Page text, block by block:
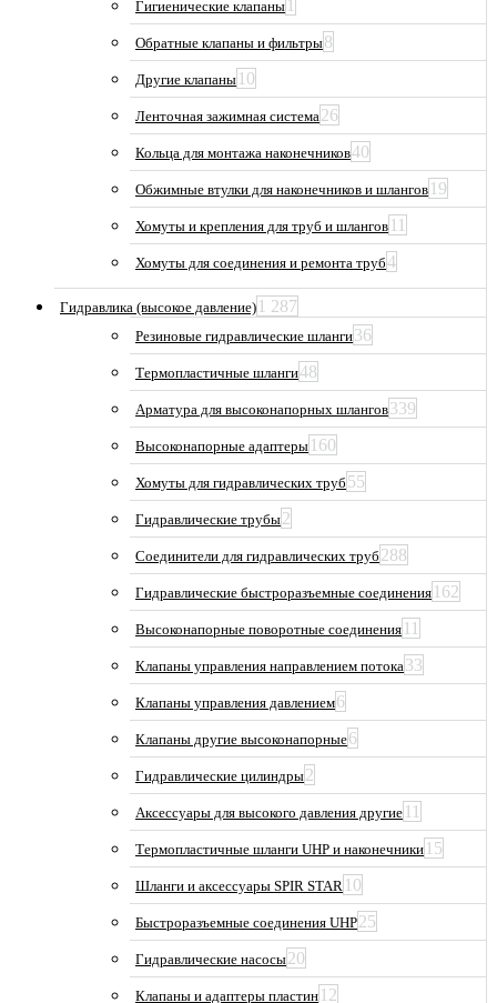
Гигиенические клапаны 1
Обратные клапаны и фильтры8
Другие клапаны 10
Ленточная зажимная система26
Кольца для монтажа наконечников40
Обжимные втулки для наконечников и шлангов 19
Хомуты и крепления для труб и шлангов 11
Хомуты для соединения и ремонта труб4
Гидравлика (высокое давление) 1 287
Резиновые гидравлические шланги36
Термопластичные шланги48
Арматура для высоконапорных шлангов339
Высоконапорные адаптеры 160
Хомуты для гидравлических труб 55
Гидравлические трубы2
Соединители для гидравлических труб 288
Гидравлические быстроразъемные соединения 162
Высоконапорные поворотные соединения 11
Клапаны управления направлением потока33
Клапаны управления давлением6
Клапаны другие высоконапорные6
Гидравлические цилиндры2
Аксессуары для высокого давления другие 11
Термопластичные шланги UHP и наконечники 15
Шланги и аксессуары SPIR STAR 10
Быстроразъемные соединения UHP25
Гидравлические насосы20
Клапаны и адаптеры пластин 12